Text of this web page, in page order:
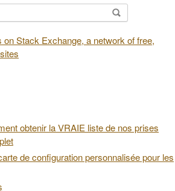
obtenir la VRAIE liste de nos prises
de configuration personnalisée pour les